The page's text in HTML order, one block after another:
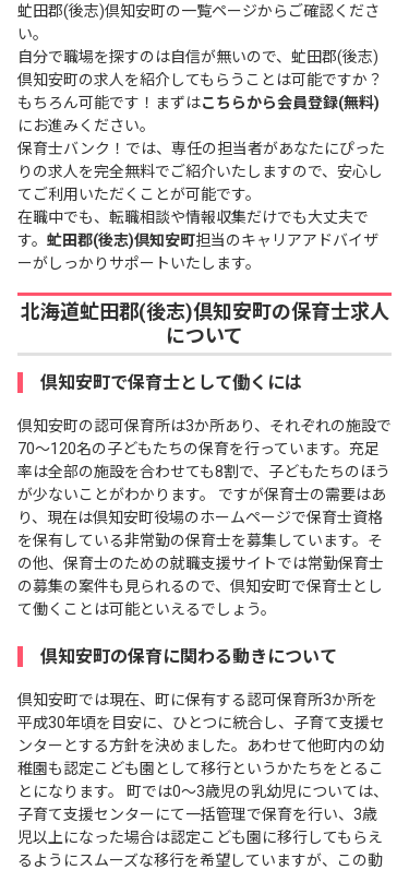
虻田郡(後志)倶知安町の一覧ページからご確認くださ
い。
自分で職場を探すのは自信が無いので、虻田郡(後志)
倶知安町の求人を紹介してもらうことは可能ですか？
もちろん可能です！まずはこちらから会員登録(無料)
にお進みください。
保育士バンク！では、専任の担当者があなたにぴった
りの求人を完全無料でご紹介いたしますので、安心し
てご利用いただくことが可能です。
在職中でも、転職相談や情報収集だけでも大丈夫で
す。 虻田郡(後志)倶知安町担当のキャリアアドバイザ
ーがしっかりサポートいたします。
北海道虻田郡(後志)倶知安町の保育士求人
について
倶知安町で保育士として働くには
倶知安町の認可保育所は3か所あり、それぞれの施設で
70～120名の子どもたちの保育を行っています。充足
率は全部の施設を合わせても8割で、子どもたちのほう
が少ないことがわかります。 ですが保育士の需要はあ
り、現在は倶知安町役場のホームページで保育士資格
を保有している非常勤の保育士を募集しています。そ
の他、保育士のための就職支援サイトでは常勤保育士
の募集の案件も見られるので、倶知安町で保育士とし
て働くことは可能といえるでしょう。
倶知安町の保育に関わる動きについて
倶知安町では現在、町に保有する認可保育所3か所を
平成30年頃を目安に、ひとつに統合し、子育て支援セ
ンターとする方針を決めました。あわせて他町内の幼
稚園も認定こども園として移行というかたちをとるこ
とになります。 町では0～3歳児の乳幼児については、
子育て支援センターにて一括管理で保育を行い、3歳
児以上になった場合は認定こども園に移行してもらえ
るようにスムーズな移行を希望していますが、この動